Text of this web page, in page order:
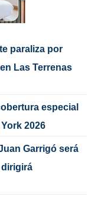
paraliza por
Las Terrenas
especial
2026
Garrigó será
dirigirá